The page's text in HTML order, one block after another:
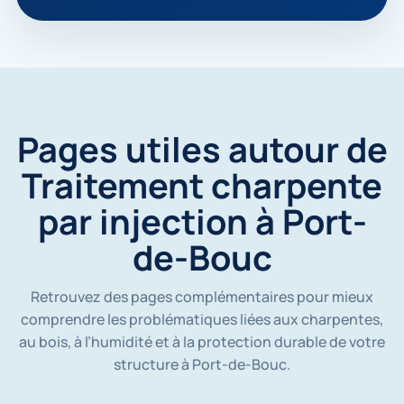
e
n
é
e
o
i
t
u
t
i
Pages utiles autour de
Traitement charpente
par injection à Port-
de-Bouc
Retrouvez des pages complémentaires pour mieux
comprendre les problématiques liées aux charpentes,
au bois, à l’humidité et à la protection durable de votre
structure à Port-de-Bouc.